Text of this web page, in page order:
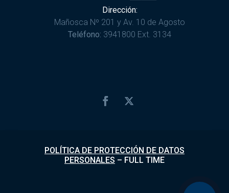
Dirección:
Mañosca Nº 201 y Av. 10 de Agosto
Teléfono: 3941800 Ext. 3134
POLÍTICA DE PROTECCIÓN DE DATOS
PERSONALES – FULL TIME